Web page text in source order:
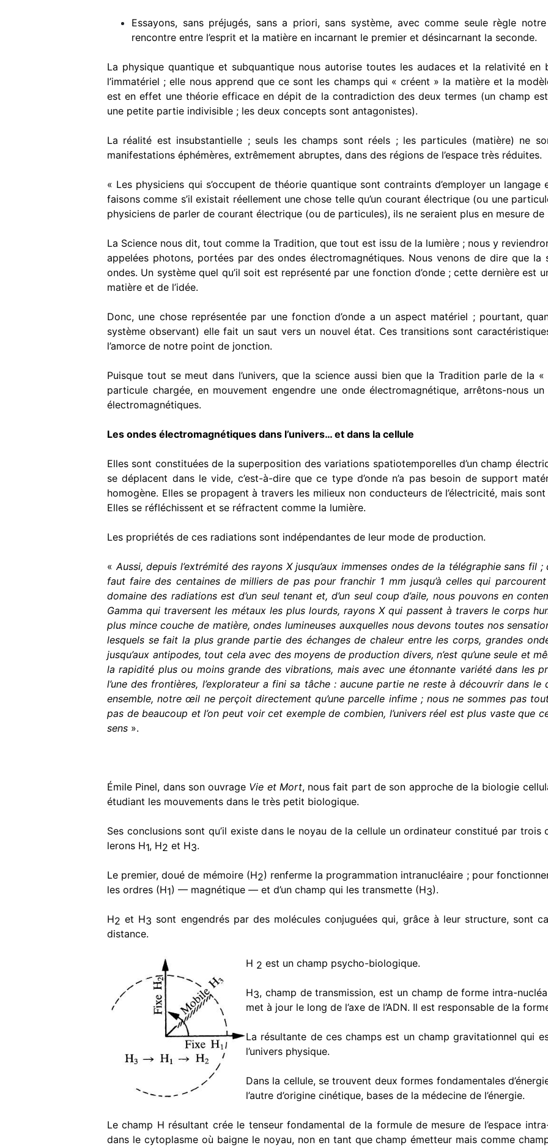
Essayons, sans préjugés, sans a priori, sans système, avec comme seule règle
rencontre entre l’esprit et la matière en incarnant le premier et désincarnant la seconde.
La physique quantique et subquantique nous autorise toutes les au­daces et la relativité
l’imma­tériel ; elle nous apprend que ce sont les champs qui « créent » la matière et la
est en effet une théorie efficace en dépit de la contradiction des deux termes (un champ
une petite partie indivisible ; les deux concepts sont antagonistes).
La réalité est insubstantielle ; seuls les champs sont réels ; les particules (matière) ne
manifestations éphémères, extrêmement abruptes, dans des régions de l’espace très réduites.
« Les physiciens qui s’occupent de théorie quantique sont contraints d’employer un
faisons comme s’il existait réellement une chose telle qu’un courant électrique (ou une
physiciens de parler de courant électrique (ou de particules), ils ne seraient plus en mesure de
La Science nous dit, tout comme la Tradi­tion, que tout est issu de la lumière ; nous y
appelées photons, portées par des ondes électroma­gnétiques. Nous venons de dire que
ondes. Un système quel qu’il soit est représenté par une fonction d’onde ; cette dernière est
matière et de l’idée.
Donc, une chose représentée par une fonction d’onde a un aspect matériel ; pour­tant,
système observant) elle fait un saut vers un nouvel état. Ces transitions sont
l’amorce de notre point de jonction.
Puisque tout se meut dans l’univers, que la science aussi bien que la Tradition parle de la
particule chargée, en mouvement engendre une onde électromagnétique, arrêtons-nous
électromagnétiques.
Les ondes électromagnétiques dans l’univers… et dans la cellule
Elles sont constituées de la superposition des variations spatiotemporelles d’un champ
se déplacent dans le vide, c’est-à-dire que ce type d’onde n’a pas besoin de support
homogène. Elles se propagent à travers les milieux non conducteurs de l’électricité, mais
Elles se réfléchissent et se réfractent comme la lumière.
Les propriétés de ces radiations sont indé­pendantes de leur mode de production.
« Aussi, depuis l’extrémité des rayons X jusqu’aux immenses ondes de la télégraphie sans fil
faut faire des centaines de milliers de pas pour franchir 1 mm jusqu’à celles qui
domaine des radiations est d’un seul tenant et, d’un seul coup d’aile, nous pouvons en
Gamma qui traversent les métaux les plus lourds, rayons X qui passent à travers le corps
plus mince couche de matière, ondes lumineuses auxquelles nous devons toutes nos
lesquels se fait la plus grande partie des échanges de chaleur entre les corps, grandes
jusqu’aux antipodes, tout cela avec des moyens de production divers, n’est qu’une seule et
la rapidité plus ou moins grande des vibrations, mais avec une étonnante variété dans les
l’une des frontières, l’explorateur a fini sa tâche : au­cune partie ne reste à découvrir dans
ensemble, notre œil ne perçoit directement qu’une par­celle infime ; nous ne sommes pas
pas de beaucoup et l’on peut voir cet exemple de combien, l’univers réel est plus vaste que
sens ».
Émile Pinel, dans son ouvrage Vie et Mort, nous fait part de son approche de la biologie
étudiant les mouvements dans le très petit biologique.
Ses conclusions sont qu’il existe dans le noyau de la cellule un ordinateur constitué par
lerons H1, H2 et H3.
Le premier, doué de mémoire (H2) ren­ferme la programmation intranucléaire ; pour
les ordres (H1) — magnétique — et d’un champ qui les transmette (H3).
H2 et H3 sont engendrés par des molécules conjuguées qui, grâce à leur structure, sont
distance.
H 2 est un champ psycho-biologique.
H3, champ de transmission, est un champ de forme intra-
met à jour le long de l’axe de l’ADN. Il est responsable de la
La résultante de ces champs est un champ gravitationnel qui
l’univers physique.
Dans la cellule, se trouvent deux formes fondamentales
l’autre d’origine cinéti­que, bases de la médecine de l’énergie.
Le champ H résultant crée le tenseur fon­damental de la formule de mesure de l’espace
dans le cytoplasme où baigne le noyau, non en tant que champ émetteur mais comme